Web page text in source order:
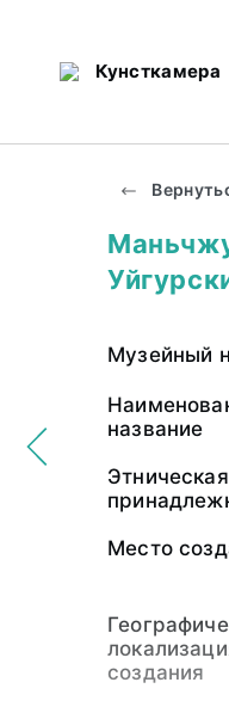
Кунсткамера
Музейный
название
Этническая
Место
создания